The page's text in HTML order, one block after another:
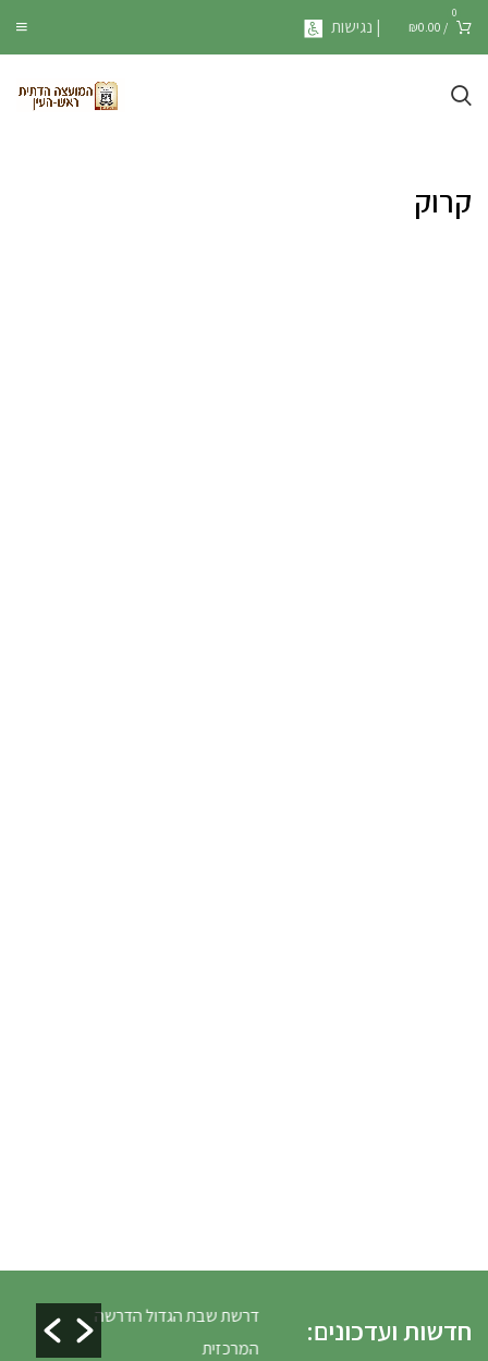
0
/
₪0.00 | נגישות
קרוק
חדשות ועדכונים:
דרשת שבת הגדול הדרשה
המרכזית